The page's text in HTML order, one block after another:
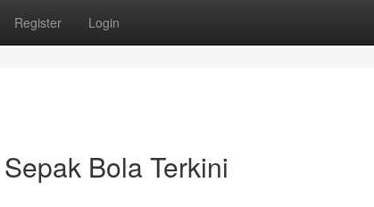
Register Login
Bola Terkini